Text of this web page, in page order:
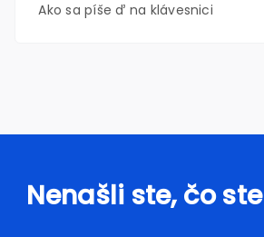
Ako sa píše ď na klávesnici
Nenašli ste, čo